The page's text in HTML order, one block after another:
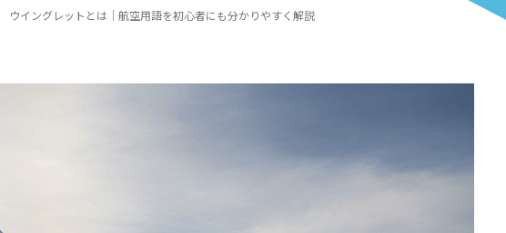
ウイングレットとは｜航空用語を初心者にも分かりやすく解説